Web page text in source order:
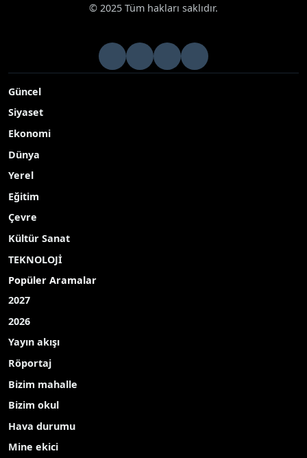
© 2025 Tüm hakları saklıdır.
Güncel
Siyaset
Ekonomi
Dünya
Yerel
Eğitim
Çevre
Kültür Sanat
TEKNOLOJİ
Popüler Aramalar
2027
2026
Yayın akışı
Röportaj
Bizim mahalle
Bizim okul
Hava durumu
Mine ekici